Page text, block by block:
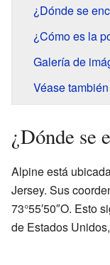
¿Dónde se
¿Cómo es la
Galería de
Véase también
¿Dónde se
Alpine está
Jersey. Sus
73°55′50″O. Esto
de Estados